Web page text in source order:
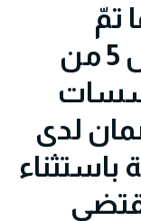
تمّ
تعريفها ضمن الفصل 5 من
لدى
باستثناء